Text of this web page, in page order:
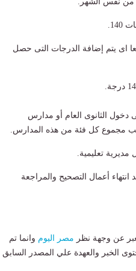
اى يتم إضافة الدرجات التى حصل
200 درجة حال رغبته فى دخول الثانوى العام أو مدارس
مجموع كل فئة من هذه المدارس.
تعليمية.
أعمال التصحيح والمراجعة
عن وجهة نظر مصر اليوم وانما تم
الخبر والعهدة علي المصدر السابق